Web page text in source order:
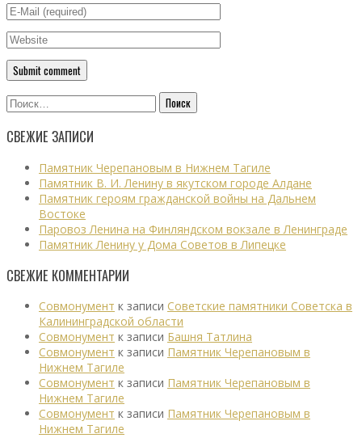
Найти:
СВЕЖИЕ ЗАПИСИ
Памятник Черепановым в Нижнем Тагиле
Памятник В. И. Ленину в якутском городе Алдане
Памятник героям гражданской войны на Дальнем
Востоке
Паровоз Ленина на Финляндском вокзале в Ленинграде
Памятник Ленину у Дома Советов в Липецке
СВЕЖИЕ КОММЕНТАРИИ
Совмонумент к записи Советские памятники Советска в
Калининградской области
Совмонумент к записи Башня Татлина
Совмонумент к записи Памятник Черепановым в
Нижнем Тагиле
Совмонумент к записи Памятник Черепановым в
Нижнем Тагиле
Совмонумент к записи Памятник Черепановым в
Нижнем Тагиле